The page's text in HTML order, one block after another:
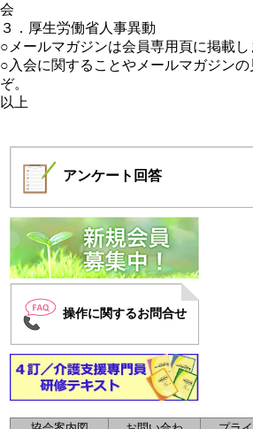
会
３．厚生労働省人事異動
○メールマガジンは会員専用頁に掲載し
○入会に関することやメールマガジン
ぞ。
以上
アンケート 回答
操作に関するお問合せ